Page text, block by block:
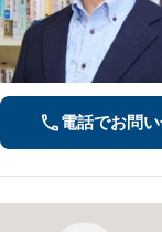
電話でお問